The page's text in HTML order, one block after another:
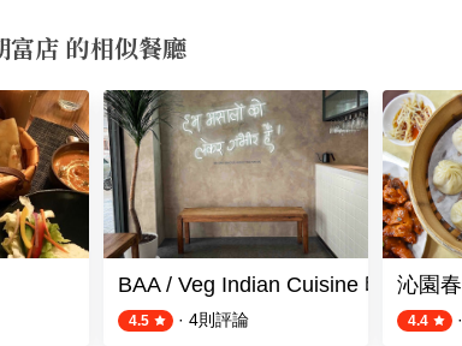
富店 的相似餐廳
BAA / Veg Indian Cuisine 印度蔬食
4.5 · 4則評論
沁園春
4.4 ·